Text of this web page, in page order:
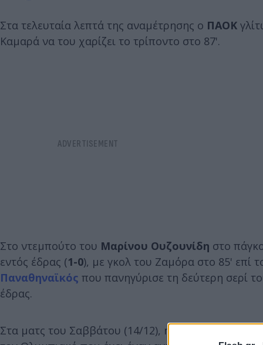
Στα τελευταία λεπτά της αναμέτρησης ο ΠΑΟΚ
Καμαρά να του χαρίζει το τρίποντο στο 87'.
Στο ντεμπούτο του Μαρίνου Ουζουνίδη στο
εντός έδρας (1-0), με γκολ του Ζαμόρα στο 85' επί
Παναθηναϊκός που πανηγύρισε τη δεύτερη σερί
έδρας.
Στα ματς του Σαββάτου (14/12), η